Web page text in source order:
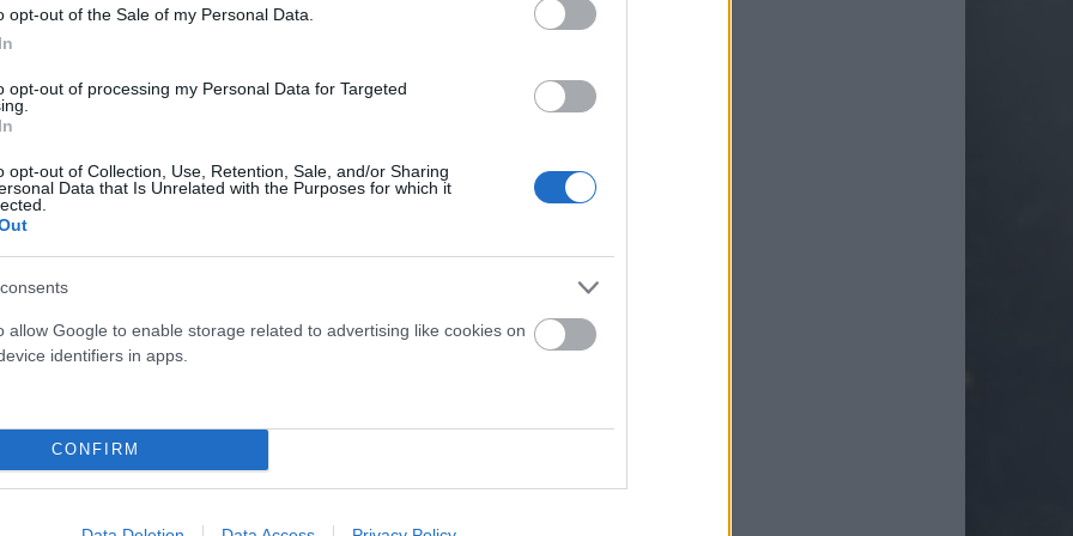
opt-out of the Sale of my Personal Data.
opt-out of processing my Personal Data for Targeted
opt-out of Collection, Use, Retention, Sale, and/or Sharing
Data that Is Unrelated with the Purposes for which it
allow Google to enable storage related to advertising like cookies on
identifiers in apps.
CONFIRM
a többi formáját is – idő kezelni. Ami a fentiek
nagyobb hangsúlyt fektetni az identitásod és
van, ahol elégedettséget élünk meg,
komplexitás irányába törekvés megteremti az
ellen is. Egy olykor szenvedélyt előcsaló hobbi
a szeretteinkkel töltött minőségi időtöltések
(persze kialakulásának mélyebb okairól és a
segítségét is igénybe venni).
valakinek nincs elég kihívás az életében vagy a
maradjon. Okozhatja a napi rutin
hiánya a munkahelyen. Gyakori a